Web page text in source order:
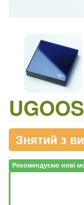
Знятий з
Рекомендуємо нові